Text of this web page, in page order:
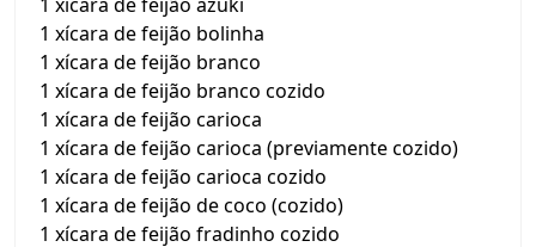
1 xícara de feijão bolinha
1 xícara de feijão branco
1 xícara de feijão branco cozido
1 xícara de feijão carioca
1 xícara de feijão carioca (previamente cozido)
1 xícara de feijão carioca cozido
1 xícara de feijão de coco (cozido)
1 xícara de feijão fradinho cozido